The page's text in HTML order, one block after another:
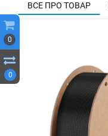
0
0
ВСЕ ПРО ТОВАР